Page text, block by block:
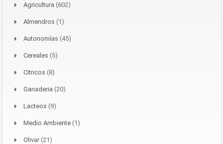
Agricultura (602)
Almendros (1)
Autonomías (45)
Cereales (5)
Citricos (8)
Ganaderia (20)
Lacteos (9)
Medio Ambiente (1)
Olivar(21)